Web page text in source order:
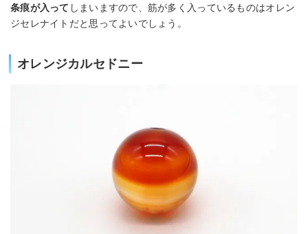
条痕が入って しまいますので、筋が多く入っているものはオレン
ジセレナイトだと思ってよいでしょう。
オレンジカルセドニー